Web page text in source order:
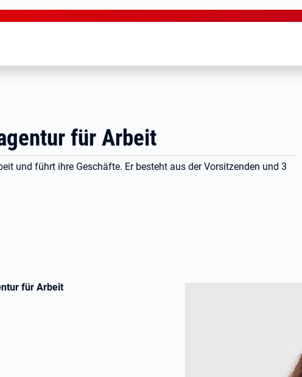
für Arbeit
und führt ihre Geschäfte. Er besteht aus der Vorsitzenden und 3
für Arbeit